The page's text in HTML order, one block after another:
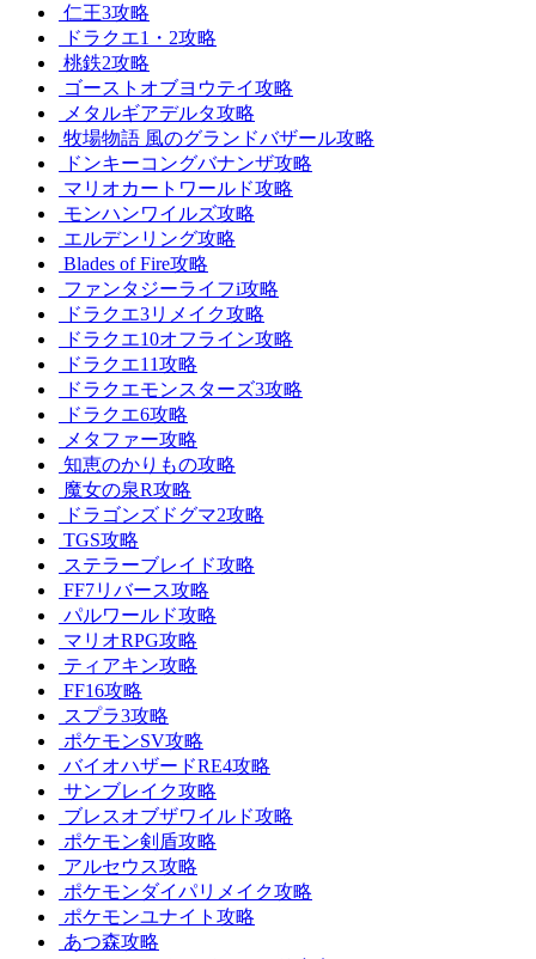
仁王3攻略
ドラクエ1・2攻略
桃鉄2攻略
ゴーストオブヨウテイ攻略
メタルギアデルタ攻略
牧場物語 風のグランドバザール攻略
ドンキーコングバナンザ攻略
マリオカートワールド攻略
モンハンワイルズ攻略
エルデンリング攻略
Blades of Fire攻略
ファンタジーライフi攻略
ドラクエ3リメイク攻略
ドラクエ10オフライン攻略
ドラクエ11攻略
ドラクエモンスターズ3攻略
ドラクエ6攻略
メタファー攻略
知恵のかりもの攻略
魔女の泉R攻略
ドラゴンズドグマ2攻略
TGS攻略
ステラーブレイド攻略
FF7リバース攻略
パルワールド攻略
マリオRPG攻略
ティアキン攻略
FF16攻略
スプラ3攻略
ポケモンSV攻略
バイオハザードRE4攻略
サンブレイク攻略
ブレスオブザワイルド攻略
ポケモン剣盾攻略
アルセウス攻略
ポケモンダイパリメイク攻略
ポケモンユナイト攻略
あつ森攻略